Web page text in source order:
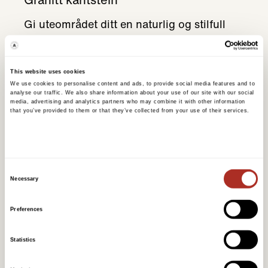
This website uses cookies
We use cookies to personalise content and ads, to provide social media features and to
analyse our traffic. We also share information about your use of our site with our social
media, advertising and analytics partners who may combine it with other information
that you’ve provided to them or that they’ve collected from your use of their services.
Necessary
Preferences
Statistics
Gi uteområdet ditt en naturlig og stilfull
finish med Granitt Kantstein. Denne
og estetikk til gangveier, innkjørsler og
hageområder.